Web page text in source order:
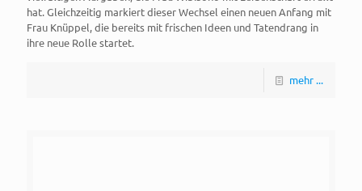
hat. Gleichzeitig markiert dieser Wechsel einen neuen Anfang mit
Frau Knüppel, die bereits mit frischen Ideen und Tatendrang in
ihre neue Rolle startet.
mehr ...